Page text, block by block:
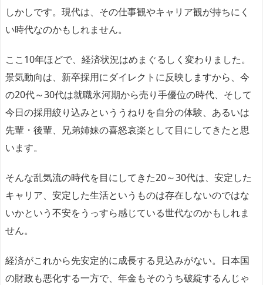
しかしです。現代は、その仕事観やキャリア観が持ちにく
い時代なのかもしれません。
ここ10年ほどで、経済状況はめまぐるしく変わりました。
景気動向は、新卒採用にダイレクトに反映しますから、今
の20代～30代は就職氷河期から売り手優位の時代、そして
今日の採用絞り込みといううねりを自分の体験、あるいは
先輩・後輩、兄弟姉妹の喜怒哀楽として目にしてきたと思
います。
そんな乱気流の時代を目にしてきた20～30代は、安定した
キャリア、安定した生活というものは存在しないのではな
いかという不安をうっすら感じている世代なのかもしれま
せん。
経済がこれから先安定的に成長する見込みがない。日本国
の財政も悪化する一方で、年金もそのうち破綻するんじゃ